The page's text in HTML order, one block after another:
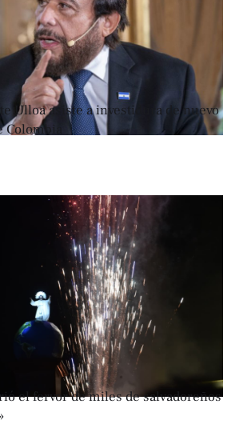
Ulloa asiste a investidura de nuevo
el fervor de miles de salvadoreños